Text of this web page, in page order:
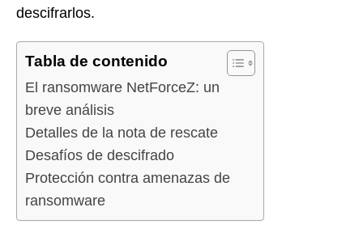
descifrarlos.
Tabla de contenido
El ransomware NetForceZ: un
breve análisis
Detalles de la nota de rescate
Desafíos de descifrado
Protección contra amenazas de
ransomware